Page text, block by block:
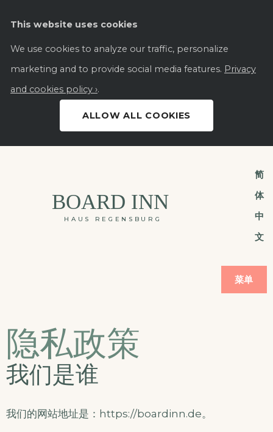
BOARD INN
HAUS REGENSBURG
简
体
中
文
菜单
隐私政策
我们是谁
我们的网站地址是：https://boardinn.de。
This website uses cookies
We use cookies to analyze our traffic, personalize
marketing and to provide social media features. Privacy
and cookies policy ›.
ALLOW ALL COOKIES